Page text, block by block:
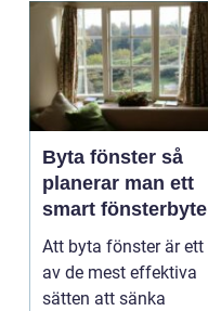
Byta fönster så
planerar man ett
smart fönsterbyte
Att byta fönster är ett
av de mest effektiva
sätten att sänka